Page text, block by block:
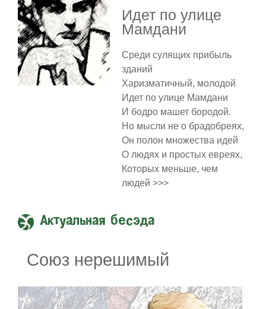
Идет по улице
Мамдани
Среди сулящих прибыль
зданий
Харизматичный, молодой
Идет по улице Мамдани
И бодро машет бородой.
Но мысли не о брадобреях,
Он полон множества идей
О людях и простых евреях,
Которых меньше, чем
людей >>>
Актуальная бесэда
Союз нерешимый